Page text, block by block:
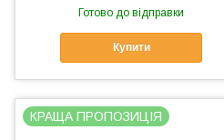
Готово до відправки
Купити
КРАЩА ПРОПОЗИЦІЯ